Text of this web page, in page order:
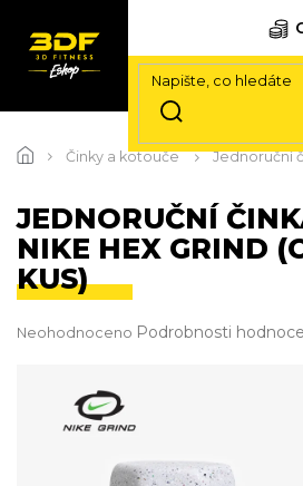
na
Činky a kotouče Jednoruční
JEDNORUČNÍ
NIKE HEX GRIND
KUS)
Průměrné
Neohodnoceno Podrobnosti